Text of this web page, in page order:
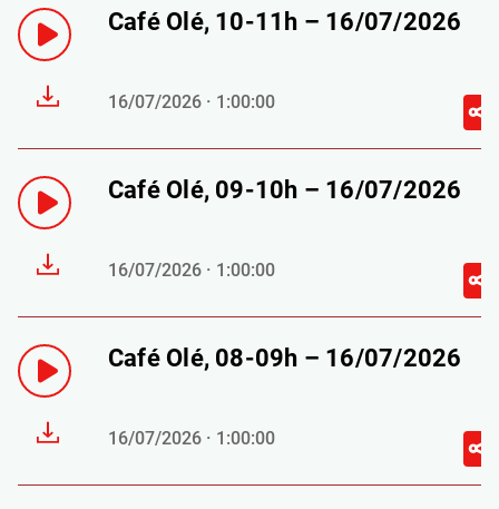
Café Olé, 10-11h – 16/07/2026
16/07/2026 · 1:00:00
Café Olé, 09-10h – 16/07/2026
16/07/2026 · 1:00:00
Café Olé, 08-09h – 16/07/2026
16/07/2026 · 1:00:00